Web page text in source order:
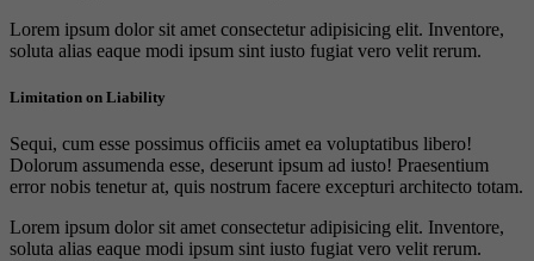
Lorem ipsum dolor sit amet consectetur adipisicing elit. Inventore,
soluta alias eaque modi ipsum sint iusto fugiat vero velit rerum.
Limitation on Liability
Sequi, cum esse possimus officiis amet ea voluptatibus libero!
Dolorum assumenda esse, deserunt ipsum ad iusto! Praesentium
error nobis tenetur at, quis nostrum facere excepturi architecto totam.
Lorem ipsum dolor sit amet consectetur adipisicing elit. Inventore,
soluta alias eaque modi ipsum sint iusto fugiat vero velit rerum.